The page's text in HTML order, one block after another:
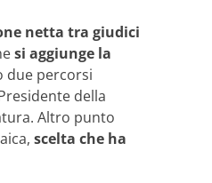
netta tra giudici
si aggiunge la
due percorsi
della
Altro punto
scelta che ha